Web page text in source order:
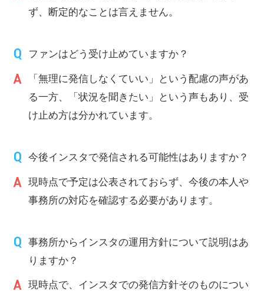
ず、断定的なことは言えません。
ファンはどう受け止めていますか？
「無理に発信しなくていい」という配慮の声があ
る一方、「状況を聞きたい」という声もあり、受
け止め方は分かれています。
今後インスタで発信される可能性はありますか？
現時点で予定は公表されておらず、今後の本人や
事務所の対応を確認する必要があります。
事務所からインスタの運用方針について説明はあ
りますか？
現時点で、インスタでの発信方針そのものについ